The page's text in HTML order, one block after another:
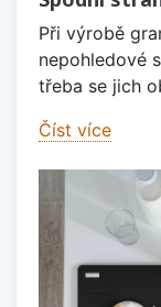
Při výrobě
nepohledové
třeba se jich
Číst více